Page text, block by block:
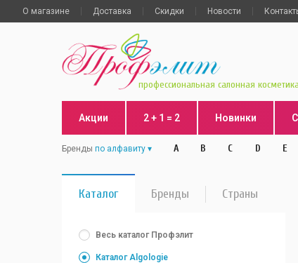
О магазине Доставка Скидки Новости
профессиональная салонная косметика
Акции 2 + 1 = 2 Новинки
Бренды по алфавиту A B C D E
Каталог Бренды Страны
Весь каталог Профэлит
Каталог Algologie